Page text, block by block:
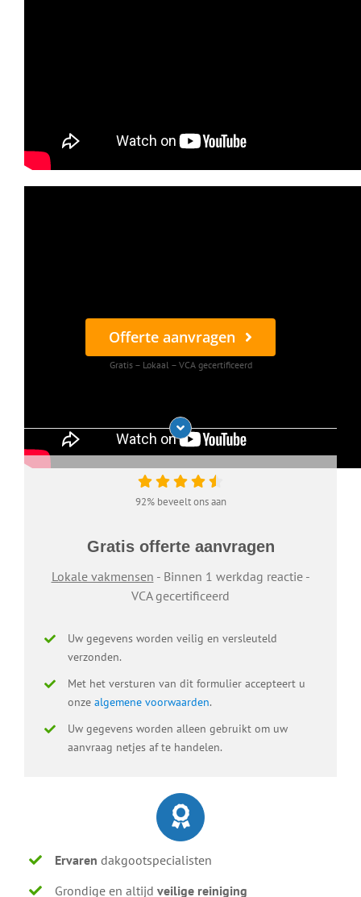
Offerte aanvragen
Gratis – Lokaal – VCA gecertificeerd
92% beveelt ons aan
Gratis offerte aanvragen
Lokale vakmensen - Binnen 1 werkdag reactie -
VCA gecertificeerd
Uw gegevens worden veilig en versleuteld
verzonden.
Met het versturen van dit formulier accepteert u
onze algemene voorwaarden.
Uw gegevens worden alleen gebruikt om uw
aanvraag netjes af te handelen.
Ervaren dakgootspecialisten
Grondige en altijdveilige reiniging